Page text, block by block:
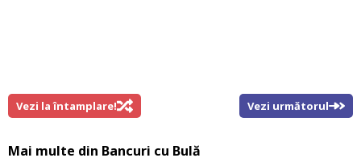
Vezi la întamplare! Vezi următorul
Mai multe din Bancuri cu Bulă